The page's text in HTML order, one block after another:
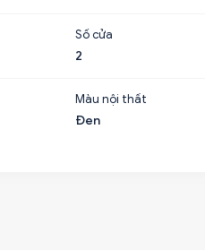
Số cửa
2
Màu nội thất
Đen